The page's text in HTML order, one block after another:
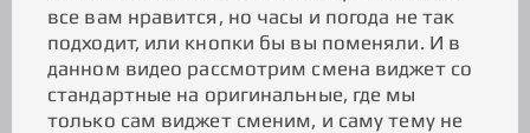
все вам нравится, но часы и погода не так
подходит, или кнопки бы вы поменяли. И в
данном видео рассмотрим смена виджет со
стандартные на оригинальные, где мы
только сам виджет сменим, и саму тему не